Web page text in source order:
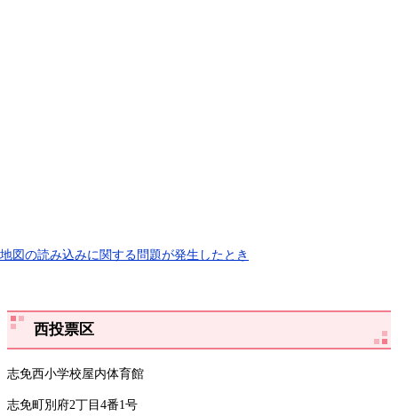
地図の読み込みに関する問題が発生したとき
西投票区
志免西小学校屋内体育館
志免町別府2丁目4番1号